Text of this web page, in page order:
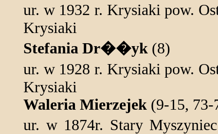
ur. w 1932 r. Krysiaki pow.
Krysiaki
Stefania Dr��yk (8)
ur. w 1928 r. Krysiaki pow.
Krysiaki
Waleria Mierzejek (9-15, 73-
ur. w 1874r. Stary